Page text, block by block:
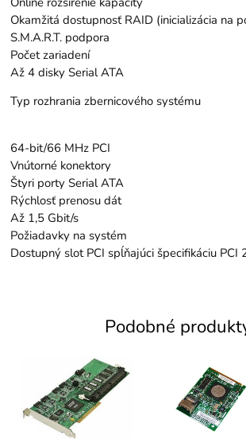
Okamžitá dostupnosť RAID (inicializácia na
S.M.A.R.T. podpora
Počet zariadení
Až 4 disky Serial ATA
Typ rozhrania zbernicového systému
64-bit/66 MHz PCI
Vnútorné konektory
Štyri porty Serial ATA
Rýchlosť prenosu dát
Až 1,5 Gbit/s
Požiadavky na systém
Dostupný slot PCI spĺňajúci špecifikáciu PCI
Podobné